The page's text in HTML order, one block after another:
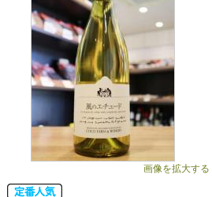
画像を拡大する